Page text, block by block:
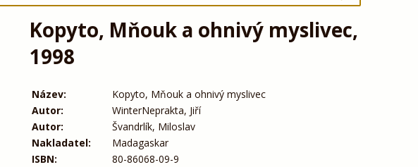
Kopyto, Mňouk a ohnivý myslivec,
1998
Název:
Kopyto, Mňouk a ohnivý myslivec
Autor:
WinterNeprakta, Jiří
Autor:
Švandrlík, Miloslav
Nakladatel:
Madagaskar
ISBN:
80-86068-09-9